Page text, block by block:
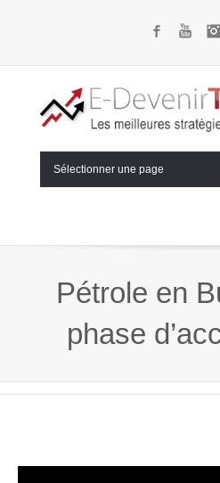
Facebook
Sélectionner une page
Pétrole en
phase